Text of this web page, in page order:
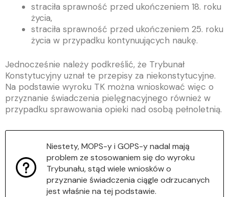
straciła sprawność przed ukończeniem 18. roku
życia,
straciła sprawność przed ukończeniem 25. roku
życia w przypadku kontynuujących naukę.
Jednocześnie należy podkreślić, że Trybunał
Konstytucyjny uznał te przepisy za niekonstytucyjne.
Na podstawie wyroku TK można wnioskować więc o
przyznanie świadczenia pielęgnacyjnego również w
przypadku sprawowania opieki nad osobą pełnoletnią.
Niestety, MOPS-y i GOPS-y nadal mają
problem ze stosowaniem się do wyroku
Trybunału, stąd wiele wniosków o
przyznanie świadczenia ciągle odrzucanych
jest właśnie na tej podstawie.